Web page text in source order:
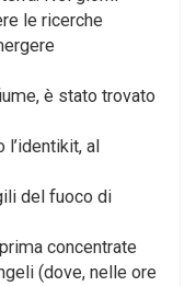
le ricerche
è stato trovato
l’identikit, al
del fuoco di
concentrate
(dove, nelle ore